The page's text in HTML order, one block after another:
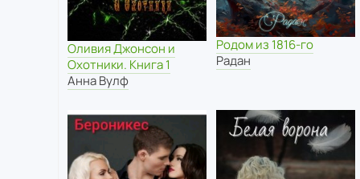
Оливия Джонсон и
Охотники. Книга 1
Анна Вулф
Родом из 1816-го
Радан